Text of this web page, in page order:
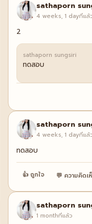
sathaporn
4 weeks, 1 dayที่แล้
2
sathaporn sungsiri
ทดสอบ
sathaporn
4 weeks, 1 dayที่แล้
ทดสอบ
👍 ถูกใจ 💬 ความคิดเ
sathaporn
1 monthที่แล้ว